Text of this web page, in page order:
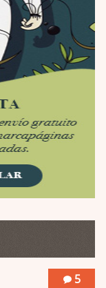
Una película normalita, nada del otro mun …
Al principio por el hype que la dieron iba …
5